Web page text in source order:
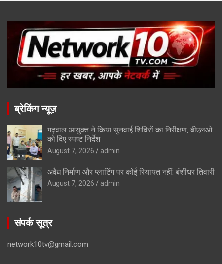
ब्रेकिंग न्यूज़
गढ़वाल आयुक्त ने किया सुनवाई शिविरों का निरीक्षण, बीएलओ
को दिए स्पष्ट निर्देश
August 7, 2026 admin
अवैध निर्माण और प्लाटिंग पर कोई रियायत नहीं: बंशीधर तिवारी
August 7, 2026 admin
संपर्क सूत्र
network10tv@gmail.com